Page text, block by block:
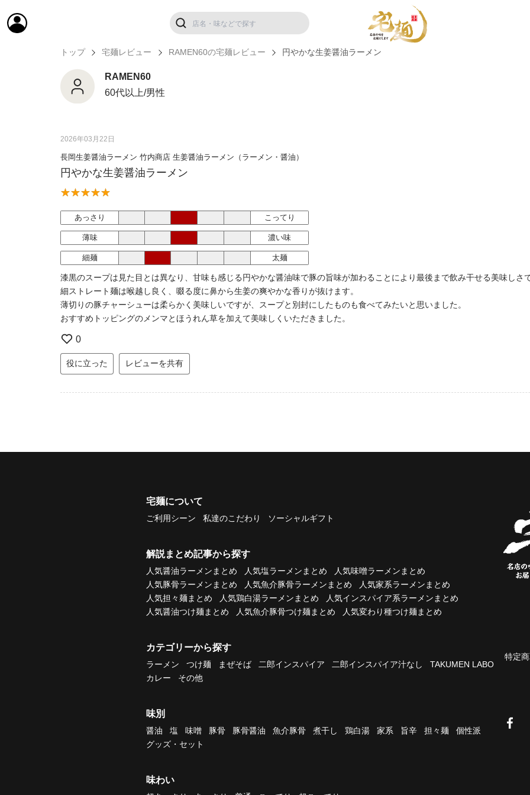
トップ 宅麺レビュー RAMEN60の宅麺レビュー 円やかな生姜醤油ラーメン
RAMEN60
60代以上/男性
2026年03月22日
長岡生姜醤油ラーメン 竹内商店 生姜醤油ラーメン（ラーメン・醤油）
円やかな生姜醤油ラーメン
あっさり こってり
薄味 濃い味
細麺 太麺
漆黒のスープは見た目とは異なり、甘味も感じる円やかな醤油味で豚の旨味が加わることにより最後まで飲み干せる美味しさ
細ストレート麺は喉越し良く、啜る度に鼻から生姜の爽やかな香りが抜けます。
薄切りの豚チャーシューは柔らかく美味しいですが、スープと別封にしたものも食べてみたいと思いました。
おすすめトッピングのメンマとほうれん草を加えて美味しくいただきました。
0
役に立った レビューを共有
宅麺について
ご利用シーン 私達のこだわり ソーシャルギフト
解説まとめ記事から探す
人気醤油ラーメンまとめ 人気塩ラーメンまとめ
人気味噌ラーメンまとめ
人気豚骨ラーメンまとめ
人気魚介豚骨ラーメンまとめ
人気家系ラーメンまとめ
人気担々麺まとめ
人気鶏白湯ラーメンまとめ
人気インスパイア系ラーメンまとめ
人気醤油つけ麺まとめ
人気魚介豚骨つけ麺まとめ 人気変わり種つけ麺まとめ
カテゴリーから探す
ラーメン つけ麺 まぜそば 二郎インスパイア 二郎インスパイア汁なし
TAKUMEN LABO
カレー
その他
味別
醤油 塩 味噌 豚骨 豚骨醤油 魚介豚骨 煮干し 鶏白湯 家系 旨辛 担々麺
個性派
グッズ・セット
味わい
特定